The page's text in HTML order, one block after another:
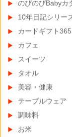
のびのびBabyカ
10年日記シリー
カードギフト365
カフェ
スイーツ
タオル
美容・健康
テーブルウェア
調味料
お米